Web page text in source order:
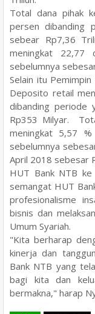
Total dana pihak
persen dibanding
sebear Rp7,36
meningkat 22,77
sebelumnya
Selain itu
Deposito retail
dibanding periode
Rp353 Milyar.
meningkat 5,57
sebelumnya
April 2018 sebesar
HUT Bank NTB
semangat HUT
profesionalisme
bisnis dan
Umum Syariah.
"Kita berharap
kinerja dan
Bank NTB yang
bagi kita dan
bermakna," harap